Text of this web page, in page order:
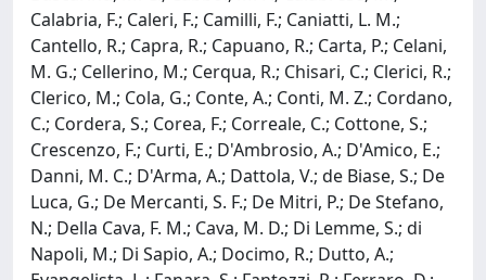
Calabria, F.; Caleri, F.; Camilli, F.; Caniatti, L. M.;
Cantello, R.; Capra, R.; Capuano, R.; Carta, P.; Celani,
M. G.; Cellerino, M.; Cerqua, R.; Chisari, C.; Clerici, R.;
Clerico, M.; Cola, G.; Conte, A.; Conti, M. Z.; Cordano,
C.; Cordera, S.; Corea, F.; Correale, C.; Cottone, S.;
Crescenzo, F.; Curti, E.; D'Ambrosio, A.; D'Amico, E.;
Danni, M. C.; D'Arma, A.; Dattola, V.; de Biase, S.; De
Luca, G.; De Mercanti, S. F.; De Mitri, P.; De Stefano,
N.; Della Cava, F. M.; Cava, M. D.; Di Lemme, S.; di
Napoli, M.; Di Sapio, A.; Docimo, R.; Dutto, A.;